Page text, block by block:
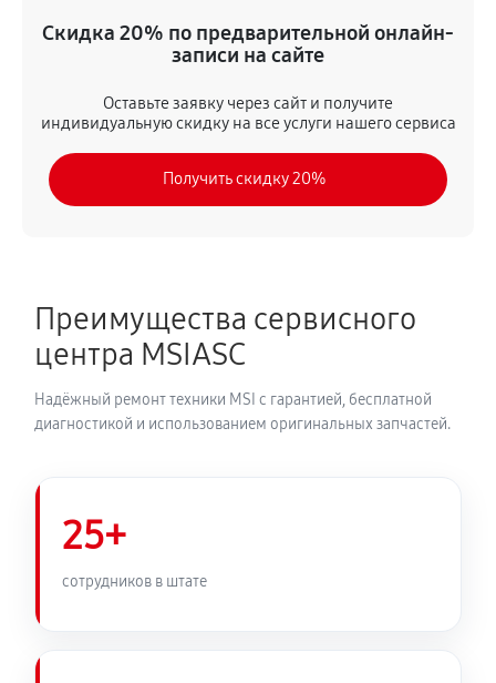
Скидка 20% по предварительной онлайн-
записи на сайте
Оставьте заявку через сайт и получите
индивидуальную скидку на все услуги нашего сервиса
Получить скидку 20%
Преимущества сервисного
центра MSIASC
Надёжный ремонт техники MSI с гарантией, бесплатной
диагностикой и использованием оригинальных запчастей.
25+
сотрудников в штате